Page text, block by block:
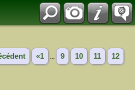
«1 ... 9 10 11 12